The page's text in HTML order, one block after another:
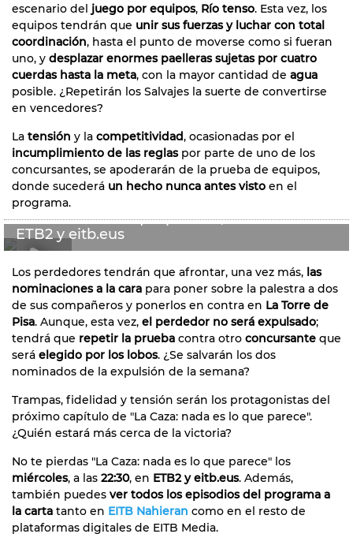
escenario del juego por equipos, Río tenso. Esta vez, los
equipos tendrán que unir sus fuerzas y luchar con total
coordinación, hasta el punto de moverse como si fueran
uno, y desplazar enormes paelleras sujetas por cuatro
cuerdas hasta la meta, con la mayor cantidad de agua
posible. ¿Repetirán los Salvajes la suerte de convertirse
en vencedores?
La tensión y la competitividad, ocasionadas por el
incumplimiento de las reglaspor parte de uno de los
concursantes, se apoderarán de la prueba de equipos,
donde sucederá un hecho nunca antes visto en el
programa.
0:20
Llega la tormenta a los campamentos de ''La
Caza: nada es lo que parece'', esta noche en
ETB2 y eitb.eus
Los perdedores tendrán que afrontar, una vez más, las
nominaciones a la cara para poner sobre la palestra a dos
de sus compañeros y ponerlos en contra en La Torre de
Pisa. Aunque, esta vez, el perdedor no será expulsado;
tendrá que repetir la prueba contra otro concursante que
será elegido por los lobos. ¿Se salvarán los dos
nominados de la expulsión de la semana?
Trampas, fidelidad y tensión serán los protagonistas del
próximo capítulo de "La Caza: nada es lo que parece".
¿Quién estará más cerca de la victoria?
No te pierdas "La Caza: nada es lo que parece" los
miércoles, a las 22:30, en ETB2 y eitb.eus. Además,
también puedes ver todos los episodios del programa a
la carta tanto en EITB Nahieran como en el resto de
plataformas digitales de EITB Media.